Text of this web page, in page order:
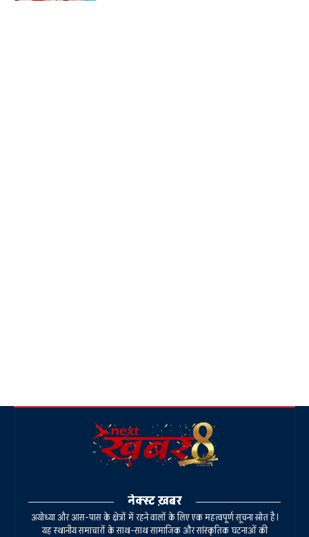
नेक्स्ट ख़बर
अयोध्या और आस-पास के क्षेत्रों में रहने वालों के लिए एक महत्वपूर्ण सूचना स्रोत है।
यह स्थानीय समाचारों के साथ-साथ सामाजिक और सांस्कृतिक घटनाओं की